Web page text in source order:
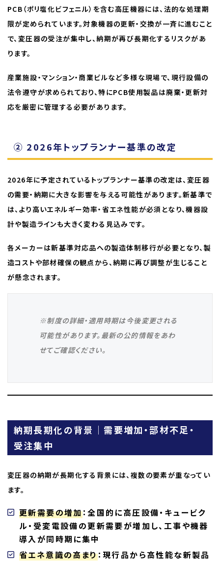
PCB（ポリ塩化ビフェニル）を含む高圧機器には、法的な処理期
限が定められています。対象機器の更新・交換が一斉に進むこと
で、変圧器の受注が集中し、納期が再び長期化するリスクがあ
ります。
産業施設・マンション・商業ビルなど多様な現場で、現行設備の
法令遵守が求められており、特にPCB使用製品は廃棄・更新対
応を厳密に管理する必要があります。
② 2026年トップランナー基準の改定
2026年に予定されているトップランナー基準の改定は、変圧器
の需要・納期に大きな影響を与える可能性があります。新基準で
は、より高いエネルギー効率・省エネ性能が必須となり、機器設
計や製造ラインも大きく変わる見込みです。
各メーカーは新基準対応品への製造体制移行が必要となり、製
造コストや部材確保の観点から、納期に再び調整が生じること
が懸念されます。
※制度の詳細・適用時期は今後変更される
可能性があります。最新の公的情報をあわ
せてご確認ください。
納期長期化の背景｜需要増加・部材不足・
受注集中
変圧器の納期が長期化する背景には、複数の要素が重なってい
ます。
更新需要の増加：全国的に高圧設備・キュービク
ル・受変電設備の更新需要が増加し、工事や機器
導入が同時期に集中
省エネ意識の高まり：現行品から高性能な新製品